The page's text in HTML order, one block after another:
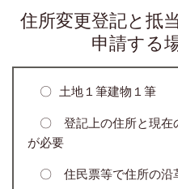
住所変更登記と抵
申請する
〇 土地１筆建物１筆
〇 登記上の住所と現在
が必要
〇 住民票等で住所の沿